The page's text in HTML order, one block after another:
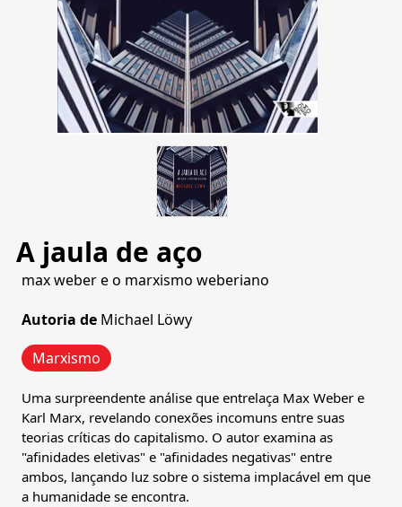
A jaula de aço
max weber e o marxismo weberiano
Autoria de Michael Löwy
Marxismo
Uma surpreendente análise que entrelaça Max Weber e
Karl Marx, revelando conexões incomuns entre suas
teorias críticas do capitalismo. O autor examina as
"afinidades eletivas" e "afinidades negativas" entre
ambos, lançando luz sobre o sistema implacável em que
a humanidade se encontra.